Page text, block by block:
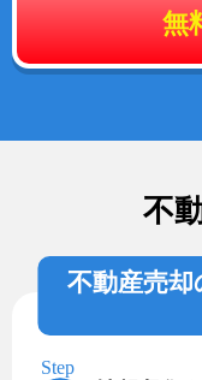
無
不
不動産売却